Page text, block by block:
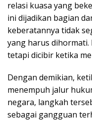
relasi kuasa yang
ini dijadikan bagian
keberatannya tidak
yang harus
tetapi dicibir ketika
Dengan demikian,
menempuh jalur
negara, langkah
sebagai gangguan